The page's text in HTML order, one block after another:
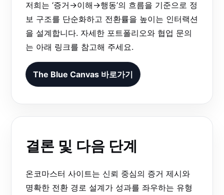
저희는 ‘증거→이해→행동’의 흐름을 기준으로 정
보 구조를 단순화하고 전환률을 높이는 인터랙션
을 설계합니다. 자세한 포트폴리오와 협업 문의
는 아래 링크를 참고해 주세요.
The Blue Canvas 바로가기
결론 및 다음 단계
온코마스터 사이트는 신뢰 중심의 증거 제시와
명확한 전환 경로 설계가 성과를 좌우하는 유형